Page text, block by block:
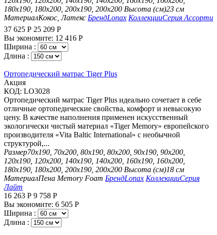
180х190, 180х200, 200х190, 200х200 Высота (см)23 см
МатериалКокос, Латекс БрендLonax КоллекцииСерия Ассорти
37 625 Р 25 209 Р
Вы экономите: 12 416 Р
Ширина :
Длина :
Ортопедический матрас Tiger Plus
Aкция
КОД: LO3028
Ортопедический матрас Tiger Plus идеально сочетает в себе
отличные ортопедические свойства, комфорт и невысокую
цену. В качестве наполнения применен искусственный
экологически чистый материал «Tiger Memory» европейского
производителя «Vita Baltic International» с необычной
структурой,...
Размер70х190, 70х200, 80х190, 80х200, 90х190, 90х200,
120х190, 120х200, 140х190, 140х200, 160х190, 160х200,
180х190, 180х200, 200х190, 200х200 Высота (см)18 см
МатериалПена Memory Foam БрендLonax КоллекцииСерия
Лайт
16 263 Р 9 758 Р
Вы экономите: 6 505 Р
Ширина :
Длина :